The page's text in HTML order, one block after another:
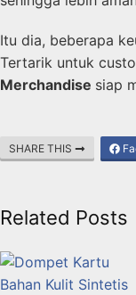
Itu dia, beberapa
Tertarik untuk
Merchandise siap
SHARE THIS
Related Posts